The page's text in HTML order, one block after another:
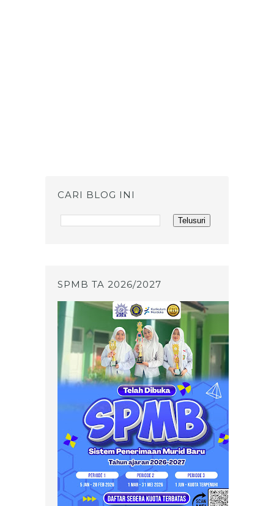
CARI BLOG INI
SPMB TA 2026/2027